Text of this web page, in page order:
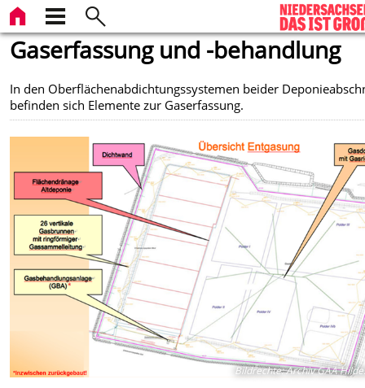
Gaserfassung und -behandlung
In den Oberflächenabdichtungssystemen beider
befinden sich Elemente zur Gaserfassung.
Bildrechte:Archiv GAA